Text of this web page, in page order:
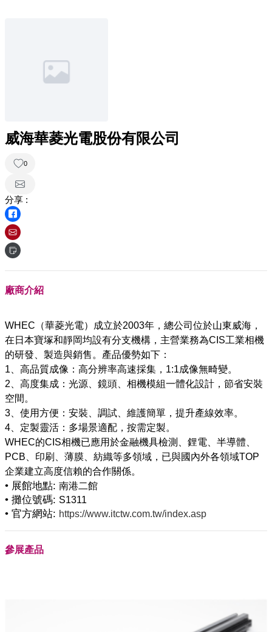
威海華菱光電股份有限公司
0
分享 :
廠商介紹
WHEC（華菱光電）成立於2003年，總公司位於山東威海，
在日本寶塚和靜岡均設有分支機構，主營業務為CIS工業相機
的研發、製造與銷售。產品優勢如下：
1、高品質成像：高分辨率高速採集，1:1成像無畸變。
2、高度集成：光源、鏡頭、相機模組一體化設計，節省安裝
空間。
3、使用方便：安裝、調試、維護簡單，提升產線效率。
4、定製靈活：多場景適配，按需定製。
WHEC的CIS相機已應用於金融機具檢測、鋰電、半導體、
PCB、印刷、薄膜、紡織等多領域，已與國內外各領域TOP
• 展館地點: 南港二館
• 攤位號碼: S1311
• 官方網站: https://www.itctw.com.tw/index.asp
參展產品